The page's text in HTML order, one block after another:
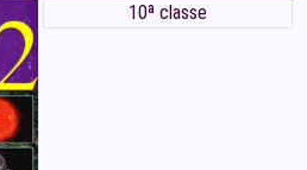
10ª classe